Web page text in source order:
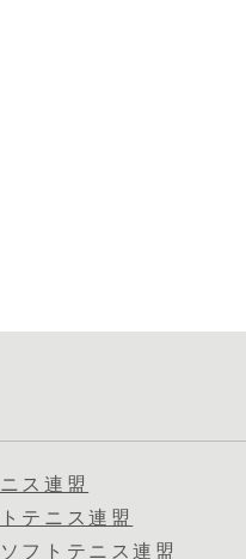
ス連盟
テニス連盟
フトテニス連盟